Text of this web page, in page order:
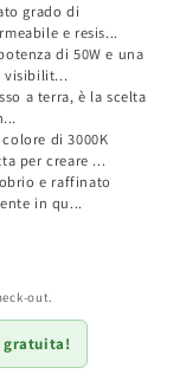
grado di
e resis...
di 50W e una
visibilit...
a terra, è la scelta
di 3000K
per creare ...
e raffinato
in qu...
out.
gratuita!